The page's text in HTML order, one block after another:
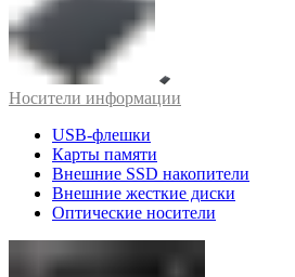
Носители информации
USB-флешки
Карты памяти
Внешние SSD накопители
Внешние жесткие диски
Оптические носители